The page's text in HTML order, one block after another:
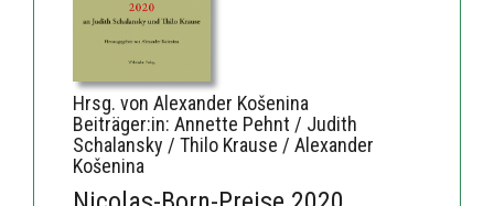
Hrsg. von Alexander Košenina
Beiträger:in: Annette Pehnt / Judith
Schalansky / Thilo Krause / Alexander
Košenina